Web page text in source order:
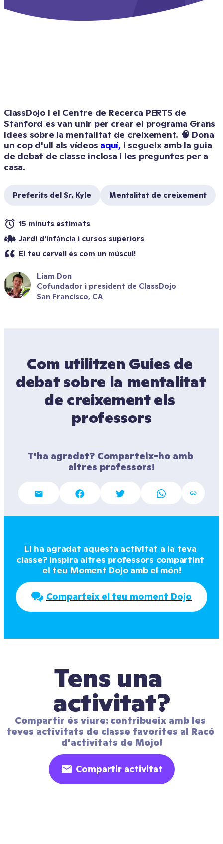
ClassDojo i el Centre de Recerca PERTS de
Stanford es van unir per crear el programa Grans
Idees sobre la mentalitat de creixement. 🧠 Dona
un cop d'ull als vídeos aquí, i segueix amb la guia
de debat de classe inclosa i les preguntes per a
casa.
Preferits del Sr. Kyle Mentalitat de creixement
15 minuts estimats
Jardí d'infància i cursos superiors
El teu cervell és com un múscul!
Liam Don
Cofundador i president de ClassDojo
San Francisco, CA
Com utilitzen Guies de
debat sobre la mentalitat
de creixement els
professors
T'ha agradat? Comparteix-ho amb
altres professors!
Li ha agradat aquesta activitat a la teva
classe? Inspira altres professors compartint
el teu Moment Dojo amb el món!
Comparteix el teu moment Dojo
Tens una
activitat?
Compartir és viure: contribueix amb les
teves activitats de classe favorites al Racó
d'activitats de Mojo!
Compartir activitat